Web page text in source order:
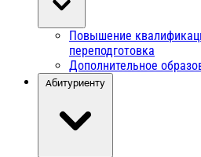
Повышение
переподготовка
Дополнительное
Абитуриенту